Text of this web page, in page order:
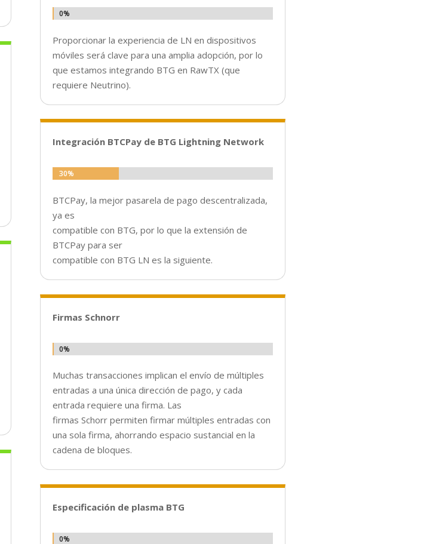
0%
0%
Proporcionar la experiencia de LN en dispositivos
móviles será clave para una amplia adopción, por lo
que estamos integrando BTG en RawTX (que
requiere Neutrino).
Integración BTCPay de BTG Lightning Network
30%
30%
BTCPay, la mejor pasarela de pago descentralizada,
ya es
compatible con BTG, por lo que la extensión de
BTCPay para ser
compatible con BTG LN es la siguiente.
Firmas Schnorr
0%
0%
Muchas transacciones implican el envío de múltiples
entradas a una única dirección de pago, y cada
entrada requiere una firma. Las
firmas Schorr permiten firmar múltiples entradas con
una sola firma, ahorrando espacio sustancial en la
cadena de bloques.
Especificación de plasma BTG
0%
0%